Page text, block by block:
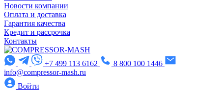
Новости компании
Оплата и доставка
Гарантия качества
Кредит и рассрочка
Контакты
+7 499 113 6162
8 800 100 1446
info@compressor-mash.ru
Войти